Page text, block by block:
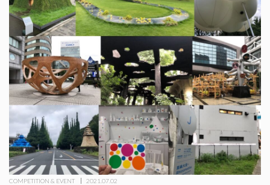
COMPETITION & EVENT 2021.07.02